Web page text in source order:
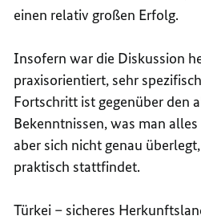
einen relativ großen Erfolg.
Insofern war die Diskussion
praxisorientiert, sehr
Fortschritt ist gegenüber den
Bekenntnissen, was man
aber sich nicht genau
praktisch stattfindet.
Türkei – sicheres